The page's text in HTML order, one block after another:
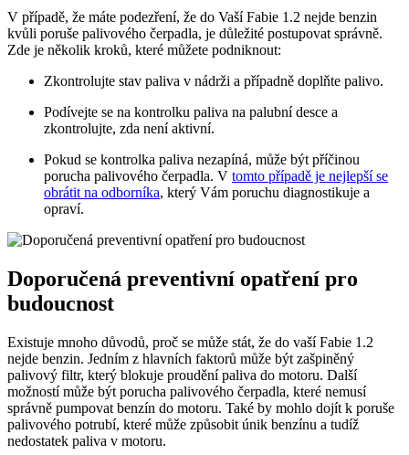
V případě, že máte podezření, že do Vaší Fabie 1.2 nejde benzin
kvůli poruše palivového čerpadla, je důležité postupovat správně.
Zde je několik kroků, které můžete podniknout:
Zkontrolujte stav paliva v nádrži a případně doplňte palivo.
Podívejte se na kontrolku paliva na palubní desce a
zkontrolujte, zda není aktivní.
Pokud se kontrolka paliva nezapíná, může být příčinou
porucha palivového čerpadla. V tomto případě je nejlepší se
obrátit na odborníka, který Vám poruchu diagnostikuje a
opraví.
Doporučená preventivní opatření pro
budoucnost
Existuje mnoho důvodů, proč se může stát, že do vaší Fabie 1.2
nejde benzin. Jedním z hlavních faktorů může být zašpiněný
palivový filtr, který blokuje proudění paliva do motoru. Další
možností může být porucha palivového čerpadla, které nemusí
správně pumpovat benzín do motoru. Také by mohlo dojít k poruše
palivového potrubí, které může způsobit únik benzínu a tudíž
nedostatek paliva v motoru.